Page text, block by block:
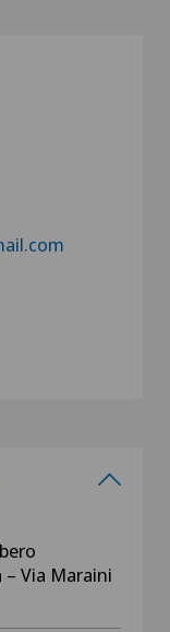
– Via Maraini